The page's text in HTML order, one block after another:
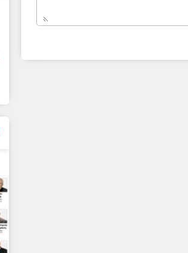
چرایی عقب‌نشینی ترامپ؟
دکتر یدالله جوانی - تحلیلگر مسائل سیاسی